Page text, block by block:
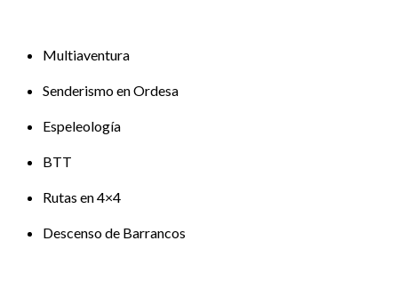
Multiaventura
Senderismo en Ordesa
Espeleología
BTT
Rutas en 4×4
Descenso de Barrancos